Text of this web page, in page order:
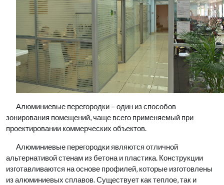
Алюминиевые перегородки – один из способов
зонирования помещений, чаще всего применяемый при
проектировании коммерческих объектов.
Алюминиевые перегородки являются отличной
альтернативой стенам из бетона и пластика. Конструкции
изготавливаются на основе профилей, которые изготовлены
из алюминиевых сплавов. Существует как теплое, так и